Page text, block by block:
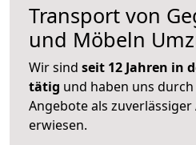
Transport von
und Möbeln
Wir sind seit 12 Jahren in
tätig und haben uns
Angebote als
erwiesen.